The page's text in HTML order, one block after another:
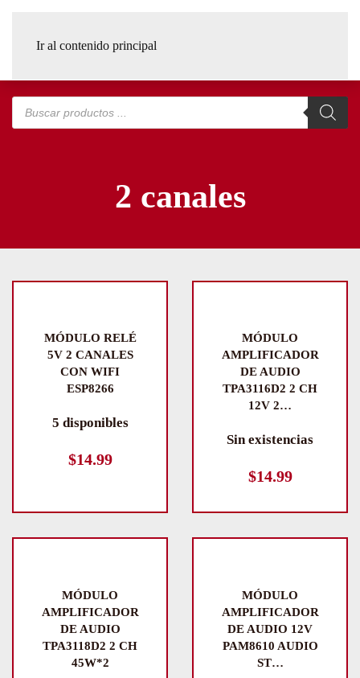
Ir al contenido principal
Búsqueda
productos
2 canales
MÓDULO RELÉ
5V 2 CANALES
CON WIFI
ESP8266
5 disponibles
$14.99
MÓDULO
AMPLIFICADOR
DE AUDIO
TPA3116D2 2 CH
12V 2…
Sin existencias
$14.99
MÓDULO
AMPLIFICADOR
DE AUDIO
TPA3118D2 2 CH
45W*2
MÓDULO
AMPLIFICADOR
DE AUDIO 12V
PAM8610 AUDIO
ST…